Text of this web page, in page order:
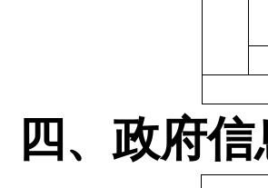
四、政府